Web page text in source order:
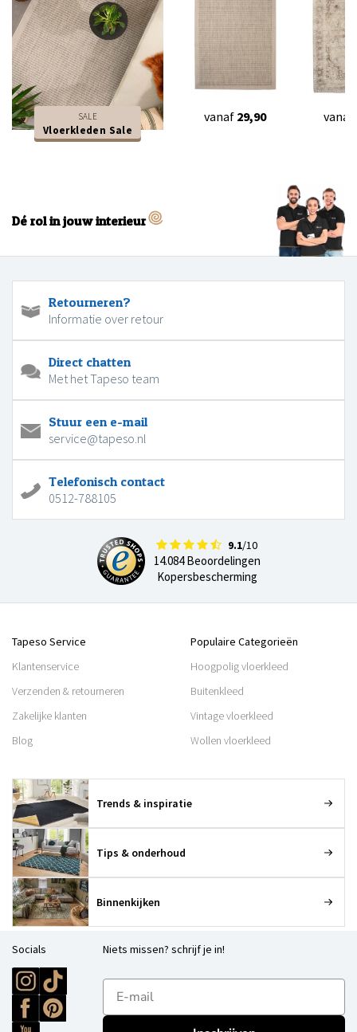
SALE
Vloerkleden Sale
vanaf 29,90 vanaf
Dé rol in jouw interieur
Retourneren?
Informatie over retour
Direct chatten
Met het Tapeso team
Stuur een e-mail
service@tapeso.nl
Telefonisch contact
0512-788105
9.1/10
14.084 Beoordelingen
Kopersbescherming
Tapeso Service
Klantenservice
Verzenden & retourneren
Zakelijke klanten
Blog
Populaire Categorieën
Hoogpolig vloerkleed
Buitenkleed
Vintage vloerkleed
Wollen vloerkleed
Trends & inspiratie
Tips & onderhoud
Binnenkijken
Socials Niets missen? schrijf je in!
E-mailadres